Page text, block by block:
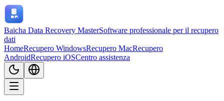
Baicha Data Recovery MasterSoftware professionale per il recupero
dati
HomeRecupero WindowsRecupero MacRecupero
AndroidRecupero iOSCentro assistenza